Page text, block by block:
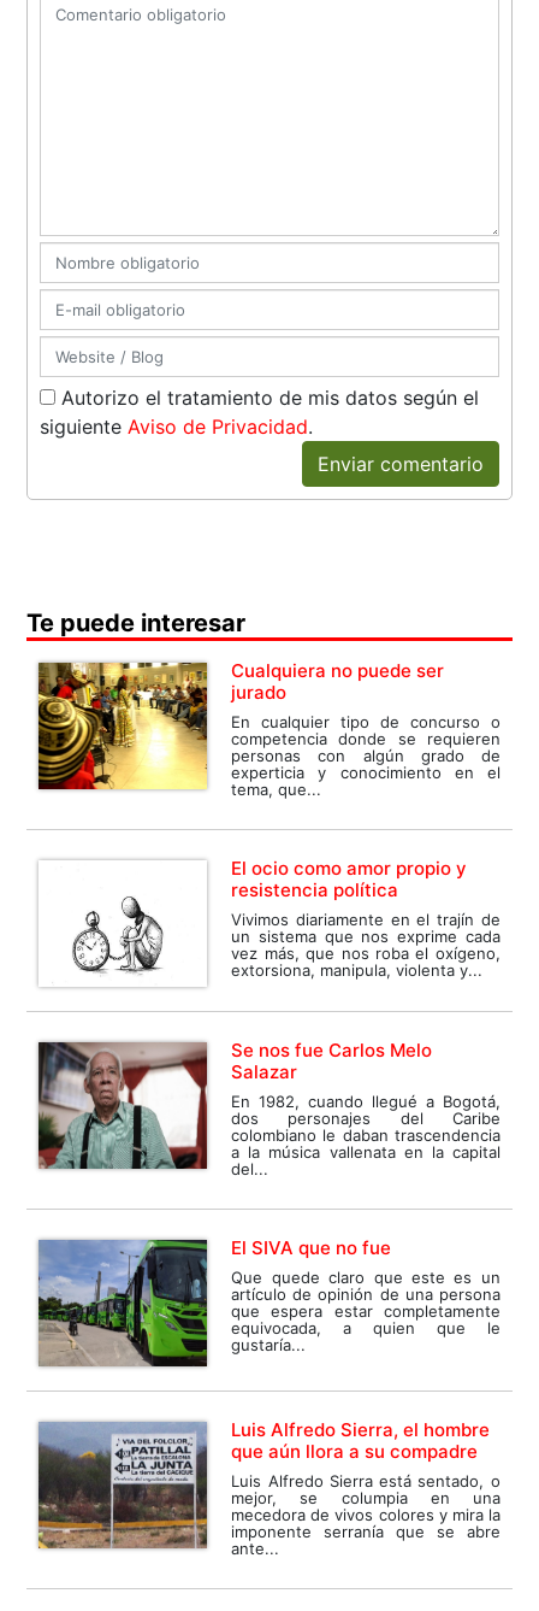
Autorizo el tratamiento de mis datos según el
siguienteAviso de Privacidad.
Enviar comentario
Te puede interesar
Cualquiera no puede ser
jurado
En cualquier tipo de concurso o
competencia donde se requieren
personas con algún grado de
experticia y conocimiento en el
tema, que...
El ocio como amor propio y
resistencia política
Vivimos diariamente en el trajín de
un sistema que nos exprime cada
vez más, que nos roba el oxígeno,
extorsiona, manipula, violenta y...
Se nos fue Carlos Melo
Salazar
En 1982, cuando llegué a Bogotá,
dos personajes del Caribe
colombiano le daban trascendencia
a la música vallenata en la capital
del...
El SIVA que no fue
Que quede claro que este es un
artículo de opinión de una persona
que espera estar completamente
equivocada, a quien que le
gustaría...
Luis Alfredo Sierra, el hombre
que aún llora a su compadre
Luis Alfredo Sierra está sentado, o
mejor, se columpia en una
mecedora de vivos colores y mira la
imponente serranía que se abre
ante...